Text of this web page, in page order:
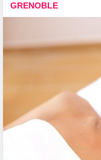
GRENOBLE